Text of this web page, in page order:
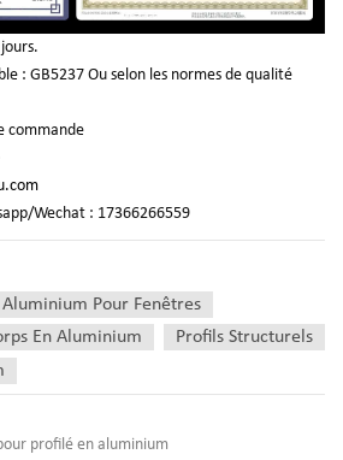
: GB5237 Ou selon les normes de qualité
commande
Wechat : 17366266559
Pour Fenêtres
En Aluminium
Profils Structurels
profilé en aluminium